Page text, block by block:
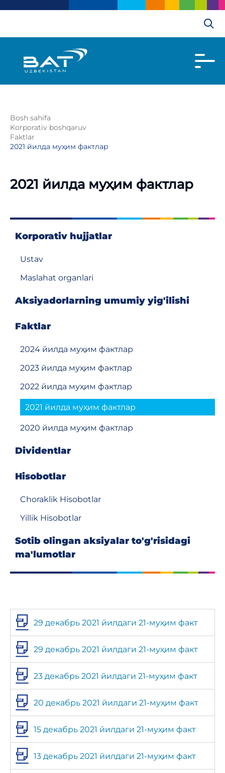
Bosh sahifa
Korporativ boshqaruv
Faktlar
2021 йилда муҳим фактлар
2021 йилда муҳим фактлар
Korporativ hujjatlar
Ustav
Maslahat organlari
Aksiyadorlarning umumiy yig'ilishi
Faktlar
2024 йилда муҳим фактлар
2023 йилда муҳим фактлар
2022 йилда муҳим фактлар
2021 йилда муҳим фактлар
2020 йилда муҳим фактлар
Dividentlar
Hisobotlar
Choraklik Hisobotlar
Yillik Hisobotlar
Sotib olingan aksiyalar to'g'risidagi
ma'lumotlar
29 декабрь 2021 йилдаги 21-муҳим факт
29 декабрь 2021 йилдаги 21-муҳим факт
23 декабрь 2021 йилдаги 21-муҳим факт
20 декабрь 2021 йилдаги 21-муҳим факт
15 декабрь 2021 йилдаги 21-муҳим факт
13 декабрь 2021 йилдаги 21-муҳим факт